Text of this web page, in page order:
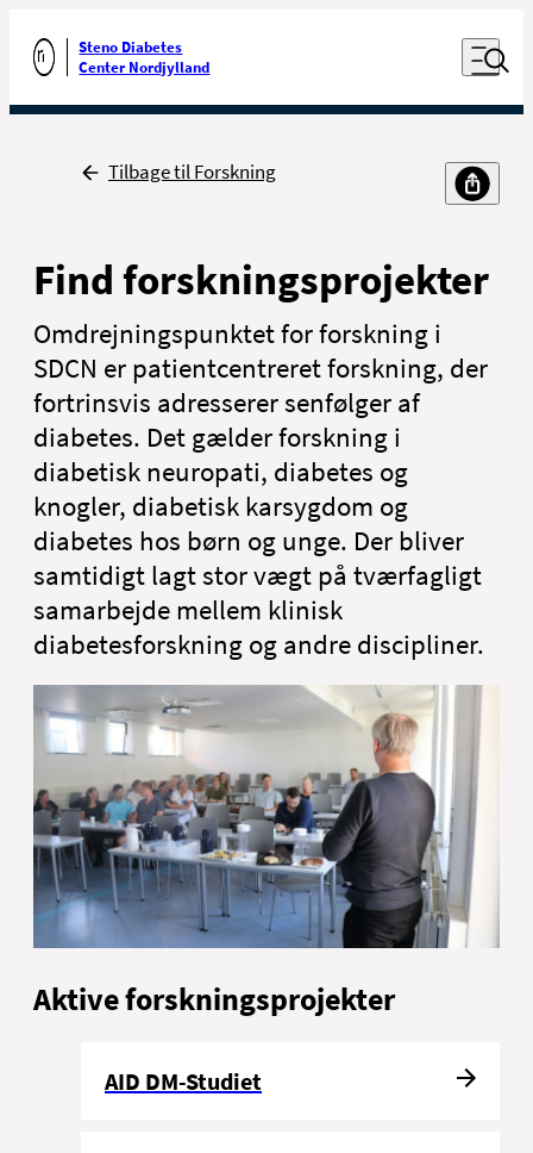
Gå til forsiden
Steno Diabetes
Center Nordjylland
Åben
Udfør søgning
Tilbage
Tilbage til Forskning
Find forskningsprojekter
Omdrejningspunktet for forskning i
SDCN er patientcentreret forskning, der
fortrinsvis adresserer senfølger af
diabetes. Det gælder forskning i
diabetisk neuropati, diabetes og
knogler, diabetisk karsygdom og
diabetes hos børn og unge. Der bliver
samtidigt lagt stor vægt på tværfagligt
samarbejde mellem klinisk
diabetesforskning og andre discipliner.
Aktive forskningsprojekter
AID DM-Studiet